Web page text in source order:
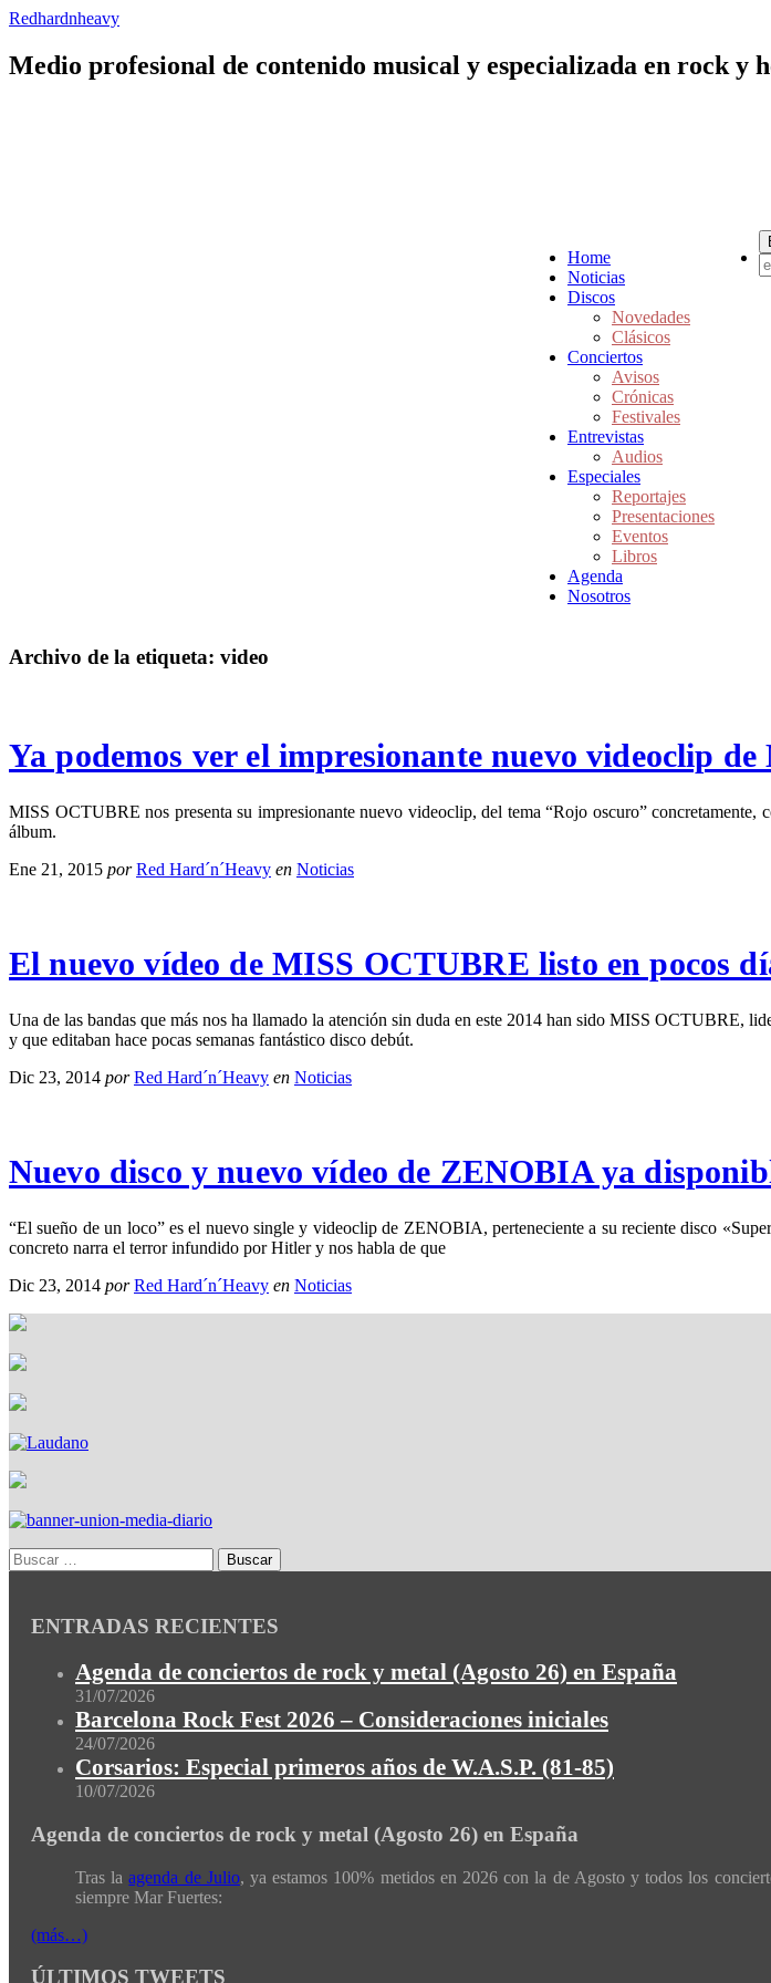
Redhardnheavy
Medio profesional de contenido musical y especializada en rock y
Home
Noticias
Discos
Novedades
Clásicos
Conciertos
Avisos
Crónicas
Festivales
Entrevistas
Audios
Especiales
Reportajes
Presentaciones
Eventos
Libros
Agenda
Nosotros
Archivo de la etiqueta: video
Ya podemos ver el impresionante nuevo videoclip
MISS OCTUBRE nos presenta su impresionante nuevo videoclip, del tema “Rojo oscuro”
álbum.
Ene 21, 2015 por Red Hard´n´Heavy en Noticias
El nuevo vídeo de MISS OCTUBRE listo en pocos
Una de las bandas que más nos ha llamado la atención sin duda en este 2014 han sido MISS
y que editaban hace pocas semanas fantástico disco debút.
Dic 23, 2014 por Red Hard´n´Heavy en Noticias
Nuevo disco y nuevo vídeo de ZENOBIA ya
“El sueño de un loco” es el nuevo single y videoclip de ZENOBIA, perteneciente a su reciente disco
concreto narra el terror infundido por Hitler y nos habla de que
Dic 23, 2014 por Red Hard´n´Heavy en Noticias
ENTRADAS RECIENTES
Agenda de conciertos de rock y metal (Agosto 26) en España
31/07/2026
Barcelona Rock Fest 2026 – Consideraciones iniciales
24/07/2026
Corsarios: Especial primeros años de W.A.S.P. (81-85)
10/07/2026
Agenda de conciertos de rock y metal (Agosto 26) en España
Tras laagenda de Julio, ya estamos 100% metidos en 2026 con la de Agosto y todos los
siempre Mar Fuertes:
(más…)
ÚLTIMOS TWEETS